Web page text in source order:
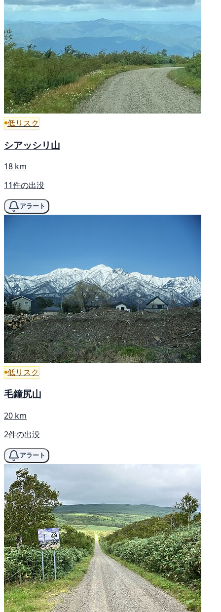
低リスク
シアッシリ山
18 km
11件の出没
アラート
低リスク
毛鐘尻山
20 km
2件の出没
アラート